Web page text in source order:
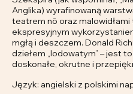
Anglika) wyrafinowaną
teatrem nō oraz
ekspresyjnym
mgłą i deszczem. Donald
dziełem „lodowatym” – jest
doskonałe, okrutne i
Język: angielski z polskimi